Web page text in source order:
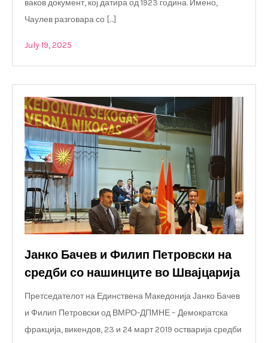
ваков документ, кој датира од 1923 година. Имено,
Чаулев разговара со […]
July 19, 2025
Јанко Бачев и Филип Петровски на
средби со нашинците во Швајцарија
Претседателот на Единствена Македонија Јанко Бачев
и Филип Петровски од ВМРО-ДПМНЕ – Демократска
фракција, викендов, 23 и 24 март 2019 остварија средби